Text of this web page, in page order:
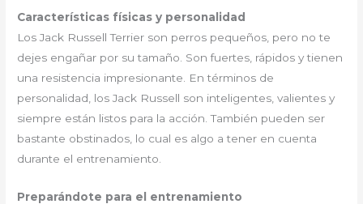
Características físicas y personalidad
Los Jack Russell Terrier son perros pequeños, pero no te
dejes engañar por su tamaño. Son fuertes, rápidos y tienen
una resistencia impresionante. En términos de
personalidad, los Jack Russell son inteligentes, valientes y
siempre están listos para la acción. También pueden ser
bastante obstinados, lo cual es algo a tener en cuenta
durante el entrenamiento.
Preparándote para el entrenamiento